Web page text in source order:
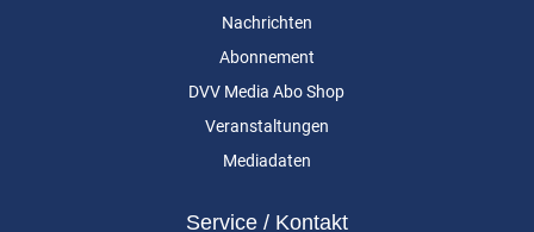
Nachrichten
Abonnement
DVV Media Abo Shop
Veranstaltungen
Mediadaten
Service / Kontakt